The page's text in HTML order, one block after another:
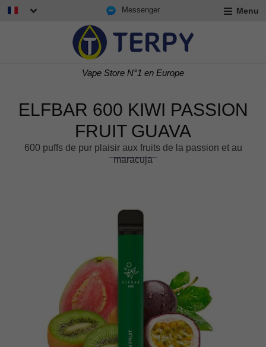
Messenger Menu
Livraison rapide 24/48 h
ELFBAR 600 KIWI PASSION
FRUIT GUAVA
600 puffs de pur plaisir aux fruits de la passion et au
maracuja